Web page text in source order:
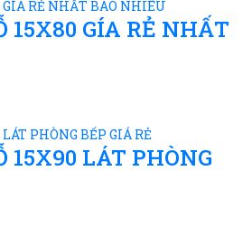
15X80 GÍA RẺ NHẤT
15X90 LÁT PHÒNG